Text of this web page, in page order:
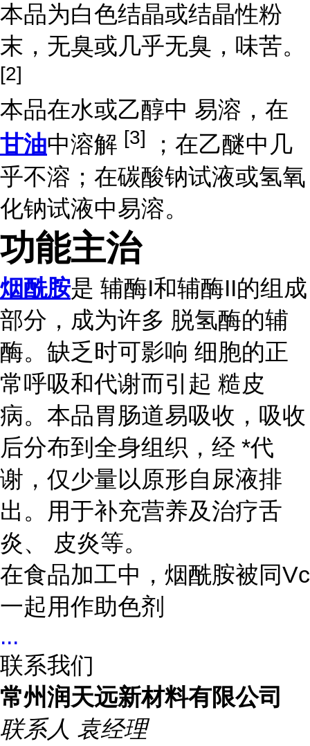
本品为白色结晶或结晶性粉
末，无臭或几乎无臭，味苦。
[2]
本品在水或乙醇中 易溶，在
甘油中溶解 [3]
；在乙醚中几
乎不溶；在碳酸钠试液或氢氧
化钠试液中易溶。
功能主治
烟酰胺是 辅酶I和辅酶II的组成
部分，成为许多 脱氢酶的辅
酶。缺乏时可影响 细胞的正
常呼吸和代谢而引起 糙皮
病。本品胃肠道易吸收，吸收
后分布到全身组织，经 *代
谢，仅少量以原形自尿液排
出。用于补充营养及治疗舌
炎、 皮炎等。
在食品加工中，烟酰胺被同Vc
一起用作助色剂
...
联系我们
常州润天远新材料有限公司
联系人 袁经理